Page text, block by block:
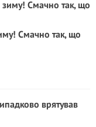
Смачно так, що